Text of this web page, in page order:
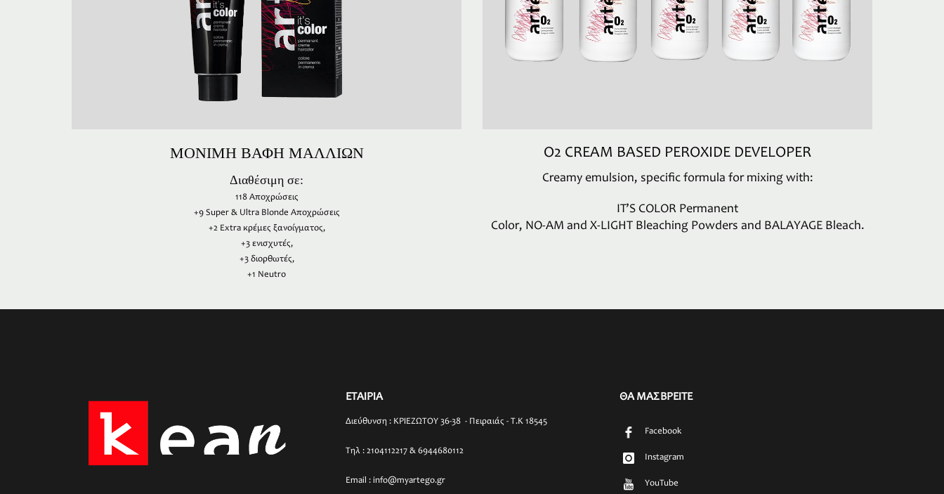
ΜΟΝΙΜΗ ΒΑΦΗ ΜΑΛΛΙΩΝ
Διαθέσιμη σε:
118 Αποχρώσεις
+9 Super & Ultra Blonde Αποχρώσεις
+2 Extra κρέμες ξανοίγματος,
+3 ενισχυτές,
+3 διορθωτές,
+1 Neutro
O2 CREAM BASED PEROXIDE DEVELOPER
Creamy emulsion, specific formula for mixing with:
IT’S COLOR Permanent
Color, NO-AM and X-LIGHT Bleaching Powders and BALAYAGE Bleach.
ΕΤΑΙΡΙΑ
Διεύθυνση : ΚΡΙΕΖΩΤΟΥ 36-38 - Πειραιάς - T.K 18545
Τηλ : 2104112217 & 6944680112
Email : info@myartego.gr
ΘΑ ΜΑΣ ΒΡΕΙΤΕ
Facebook
Instagram
YouTube